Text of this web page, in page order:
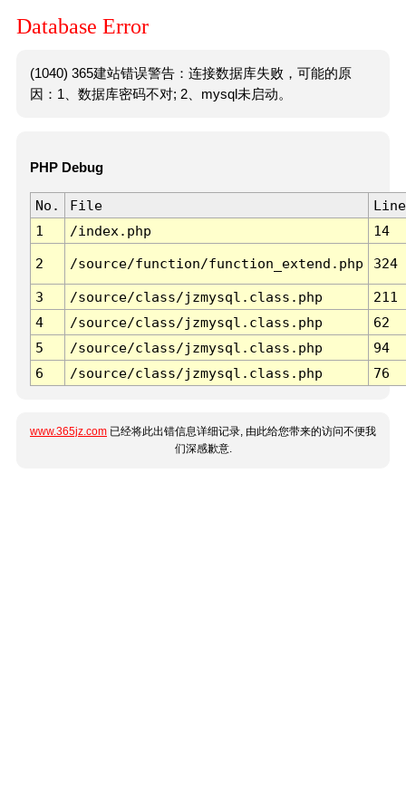
Database Error
(1040) 365建站错误警告：连接数据库失败，可能的原
因：1、数据库密码不对; 2、mysql未启动。
PHP Debug
No. File
Line
1
/index.php 14
2 /source/function/function_extend.php 324
3 /source/class/jzmysql.class.php
211
4
/source/class/jzmysql.class.php
62
5
/source/class/jzmysql.class.php
94
6
/source/class/jzmysql.class.php 76
www.365jz.com 已经将此出错信息详细记录, 由此给您带来的访问不便我
们深感歉意.